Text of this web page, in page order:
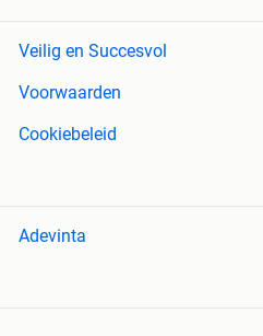
Veilig en Succesvol
Voorwaarden
Cookiebeleid
Adevinta